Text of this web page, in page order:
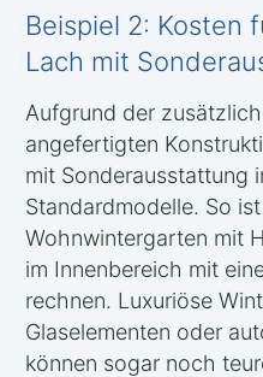
Beispiel 2: Kosten
Lach mit
Aufgrund der
angefertigten
mit Sonderausstattung
Standardmodelle. So
Wohnwintergarten mit
im Innenbereich mit
rechnen. Luxuriöse
Glaselementen oder
können sogar noch